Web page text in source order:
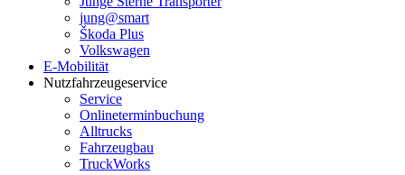
jung@smart
Škoda Plus
Volkswagen
E-Mobilität
Nutzfahrzeugeservice
Service
Onlineterminbuchung
Alltrucks
Fahrzeugbau
TruckWorks